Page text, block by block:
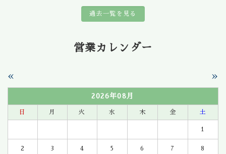
過去一覧を見る
営業カレンダー
« »
2026年08月
日 月 火 水 木 金 土
1
2 3 4 5 6 7 8